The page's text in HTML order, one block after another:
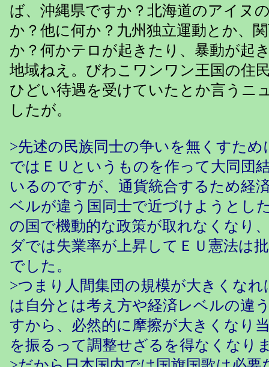
ば、沖縄県ですか？北海道のアイヌ
か？他に何か？九州独立運動とか、
か？何かテロが起きたり、暴動が起
地域ねえ。びわこワンワン王国の住
ひどい待遇を受けていたとか言うニ
したが。
>先述の民族同士の争いを無くすた
ではＥＵというものを作って大同団
いるのですが、通貨統合するため経
ベルが違う国同士で近づけようとし
の国で機動的な政策が取れなくなり
ダでは失業率が上昇してＥＵ憲法は
でした。
>つまり人間集団の規模が大きくなれ
は自分とは考え方や経済レベルの違
すから、必然的に摩擦が大きくなり
を振るって調整せざるを得なくなり